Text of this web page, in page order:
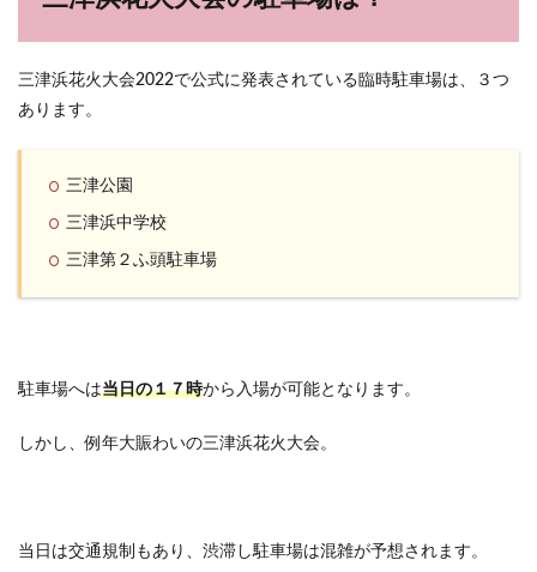
三津浜花火大会2022で公式に発表されている臨時駐車場は、３つ
あります。
三津公園
三津浜中学校
三津第２ふ頭駐車場
駐車場へは当日の１７時から入場が可能となります。
しかし、例年大賑わいの三津浜花火大会。
当日は交通規制もあり、渋滞し駐車場は混雑が予想されます。